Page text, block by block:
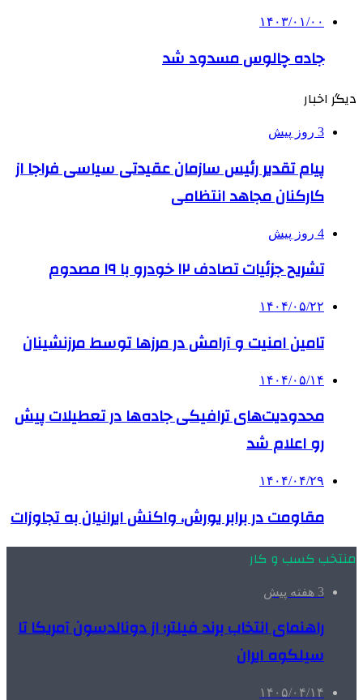
۱۴۰۳/۰۱/۰۰
جاده چالوس مسدود شد
دیگر اخبار
3 روز پیش
پیام تقدیر رئیس سازمان عقیدتی سیاسی فراجا از
کارکنان مجاهد انتظامی
4 روز پیش
تشریح جزئیات تصادف ۱۲ خودرو با ۱۹ مصدوم
۱۴۰۴/۰۵/۲۲
تامین امنیت و آرامش در مرزها توسط مرزنشینان
۱۴۰۴/۰۵/۱۴
محدودیت‌های ترافیکی جاده‌ها در تعطیلات پیش
رو اعلام شد
۱۴۰۴/۰۴/۲۹
مقاومت در برابر یورش، واکنش ایرانیان به تجاوزات
منتخب کسب و کار
3 هفته پیش
راهنمای انتخاب برند فیلتر؛ از دونالدسون آمریکا تا
سیلکوه ایران
۱۴۰۵/۰۴/۱۴